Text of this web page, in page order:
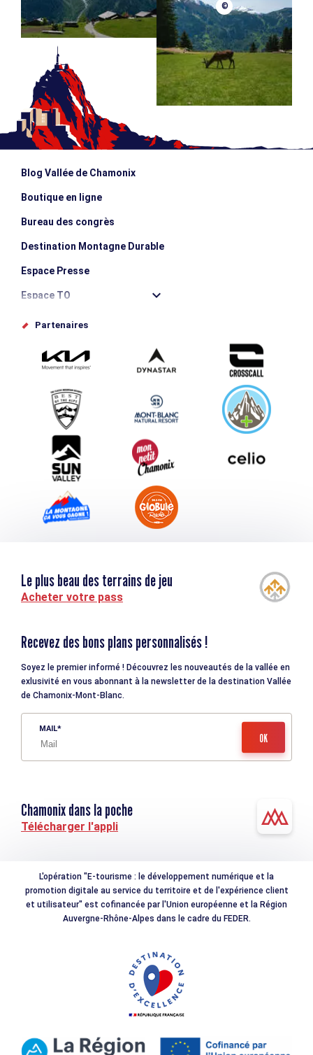
©
Blog Vallée de Chamonix
Boutique en ligne
Bureau des congrès
Destination Montagne Durable
Espace Presse
Espace TO
Offices de tourisme
Proposez votre évènement
Service groupes et séminaires
Téléchargements
Tourisme et handicap
Partenaires
Le plus beau des terrains de jeu
Acheter votre pass
Recevez des bons plans personnalisés !
Soyez le premier informé ! Découvrez les nouveautés de la vallée en
exlusivité en vous abonnant à la newsletter de la destination Vallée
de Chamonix-Mont-Blanc.
MAIL
Chamonix dans la poche
Télécharger l'appli
L'opération "E-tourisme : le développement numérique et la
promotion digitale au service du territoire et de l'expérience client
et utilisateur" est cofinancée par l'Union européenne et la Région
Auvergne-Rhône-Alpes dans le cadre du FEDER.